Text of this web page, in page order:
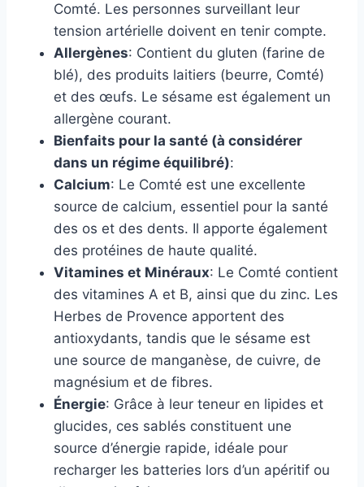
Comté. Les personnes surveillant leur
tension artérielle doivent en tenir compte.
Allergènes: Contient du gluten (farine de
blé), des produits laitiers (beurre, Comté)
et des œufs. Le sésame est également un
allergène courant.
Bienfaits pour la santé (à considérer
dans un régime équilibré):
Calcium: Le Comté est une excellente
source de calcium, essentiel pour la santé
des os et des dents. Il apporte également
des protéines de haute qualité.
Vitamines et Minéraux: Le Comté contient
des vitamines A et B, ainsi que du zinc. Les
Herbes de Provence apportent des
antioxydants, tandis que le sésame est
une source de manganèse, de cuivre, de
magnésium et de fibres.
Énergie: Grâce à leur teneur en lipides et
glucides, ces sablés constituent une
source d’énergie rapide, idéale pour
recharger les batteries lors d’un apéritif ou